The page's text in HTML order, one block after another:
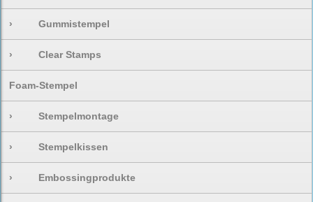
› Gummistempel
› Clear Stamps
Foam-Stempel
› Stempelmontage
› Stempelkissen
› Embossingprodukte